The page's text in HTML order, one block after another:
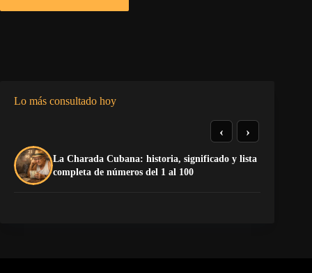
Lo más consultado hoy
La Charada Cubana: historia, significado y lista
completa de números del 1 al 100
‹ ›